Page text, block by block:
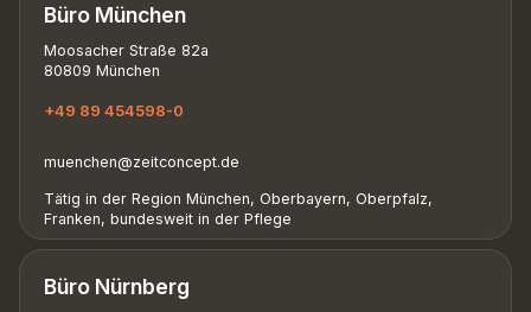
Büro München
Moosacher Straße 82a
80809 München
+49 89 454598-0
muenchen@zeitconcept.de
Tätig in der Region München, Oberbayern, Oberpfalz,
Franken, bundesweit in der Pflege
Büro Nürnberg